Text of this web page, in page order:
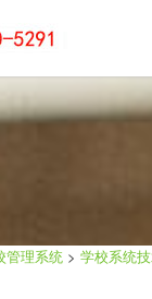
管理系统 > 学校系统